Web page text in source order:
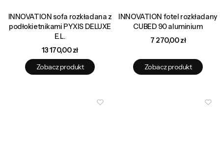
INNOVATION sofa rozkładana z
podłokietnikami PYXIS DELUXE
E.L.
Cena
13 170,00 zł
Zobacz produkt
INNOVATION fotel rozkładany
CUBED 90 aluminium
Cena
7 270,00 zł
Zobacz produkt